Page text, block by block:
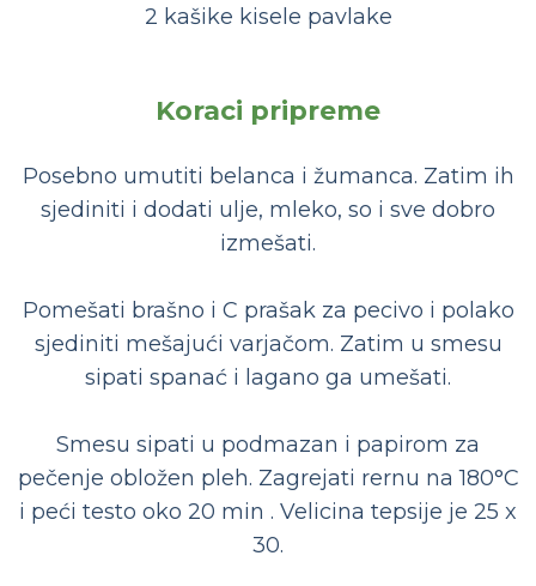
2 kašike kisele pavlake
Koraci pripreme
Posebno umutiti belanca i žumanca. Zatim ih
sjediniti i dodati ulje, mleko, so i sve dobro
izmešati.
Pomešati brašno i C prašak za pecivo i polako
sjediniti mešajući varjačom. Zatim u smesu
sipati spanać i lagano ga umešati.
Smesu sipati u podmazan i papirom za
pečenje obložen pleh. Zagrejati rernu na 180°C
i peći testo oko 20 min . Velicina tepsije je 25 x
30.